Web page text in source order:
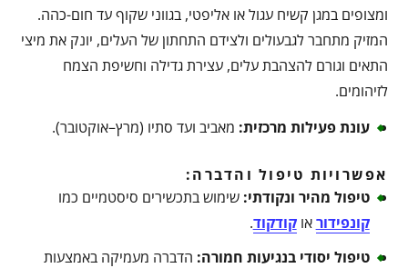
ומצופים במגן קשיח עגול או אליפטי, בגווני שקוף עד חום-כהה.
המזיק מתחבר לגבעולים ולצידם התחתון של העלים, יונק את מיצי
התאים וגורם להצהבת עלים, עצירת גדילה וחשיפת הצמח
לזיהומים.
עונת פעילות מרכזית: מאביב ועד סתיו (מרץ–אוקטובר).
אפשרויות טיפול והדברה:
טיפול מהיר ונקודתי: שימוש בתכשירים סיסטמיים כמו
קונפידוראוקודקוד.
טיפול יסודי בנגיעות חמורה: הדברה מעמיקה באמצעות